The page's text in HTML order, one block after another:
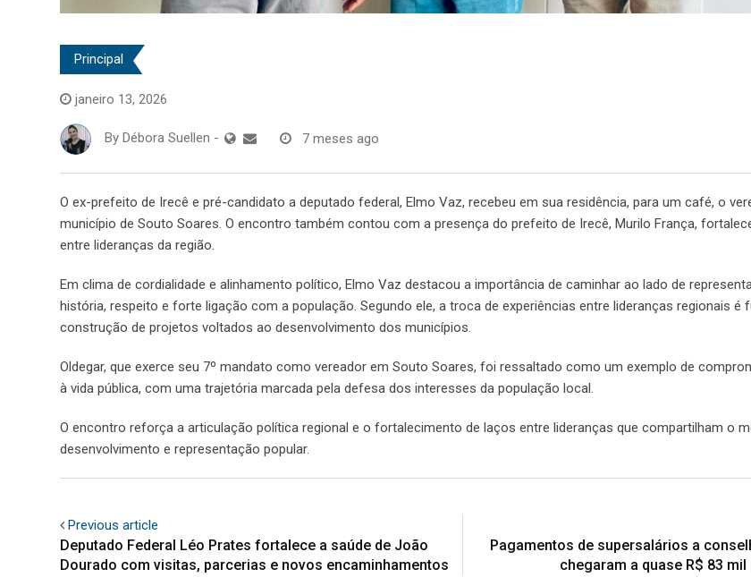
Principal
janeiro 13, 2026
By Débora Suellen - 7 meses ago
O ex-prefeito de Irecê e pré-candidato a deputado federal, Elmo Vaz, recebeu em sua residência, para um café, o
município de Souto Soares. O encontro também contou com a presença do prefeito de Irecê, Murilo França,
entre lideranças da região.
Em clima de cordialidade e alinhamento político, Elmo Vaz destacou a importância de caminhar ao lado de
história, respeito e forte ligação com a população. Segundo ele, a troca de experiências entre lideranças regionais é
construção de projetos voltados ao desenvolvimento dos municípios.
Oldegar, que exerce seu 7º mandato como vereador em Souto Soares, foi ressaltado como um exemplo de
à vida pública, com uma trajetória marcada pela defesa dos interesses da população local.
O encontro reforça a articulação política regional e o fortalecimento de laços entre lideranças que compartilham o
desenvolvimento e representação popular.
Previous article
Deputado Federal Léo Prates fortalece a saúde de João
Dourado com visitas, parcerias e novos encaminhamentos
Pagamentos de supersalários a
chegaram a quase R$ 83